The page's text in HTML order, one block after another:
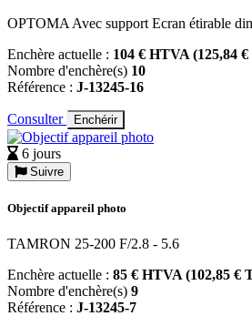
OPTOMA Avec support Ecran étirable
Enchère actuelle : 104 € HTVA (125,84
Nombre d'enchère(s) 10
Référence : J-13245-16
Consulter Enchérir
6 jours
Suivre
Objectif appareil photo
TAMRON 25-200 F/2.8 - 5.6
Enchère actuelle : 85 € HTVA (102,85 €
Nombre d'enchère(s) 9
Référence : J-13245-7